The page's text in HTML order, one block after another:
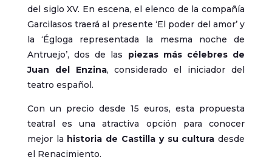
del siglo XV. En escena, el elenco de la compañía
Garcilasos traerá al presente ‘El poder del amor’ y
la ‘Égloga representada la mesma noche de
Antruejo’, dos de las piezas más célebres de
Juan del Enzina, considerado el iniciador del
teatro español.
Con un precio desde 15 euros, esta propuesta
teatral es una atractiva opción para conocer
mejor la historia de Castilla y su cultura desde
el Renacimiento.